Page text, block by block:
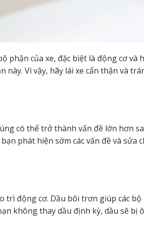
phận của xe, đặc biệt là động cơ
Vì vậy, hãy lái xe cẩn thận và
có thể trở thành vấn đề lớn hơn
phát hiện sớm các vấn đề và
động cơ. Dầu bôi trơn giúp các bộ
không thay dầu định kỳ, dầu sẽ